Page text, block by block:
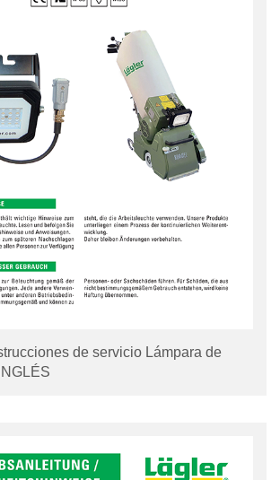
de servicio Lámpara de